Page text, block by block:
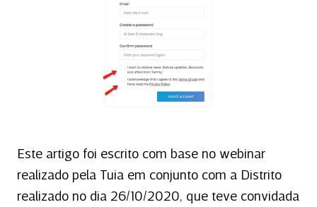
Este artigo foi escrito com base no webinar
realizado pela Tuia em conjunto com a Distrito
realizado no dia 26/10/2020, que teve convidada